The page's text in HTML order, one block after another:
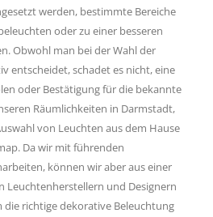
werden, bestimmte Bereiche
oder zu einer besseren
Obwohl man bei der Wahl der
entscheidet, schadet es nicht, eine
oder Bestätigung für die bekannte
Räumlichkeiten in Darmstadt,
von Leuchten aus dem Hause
Da wir mit führenden
können wir aber aus einer
Leuchtenherstellern und Designern
die richtige dekorative Beleuchtung